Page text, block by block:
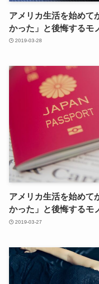
アメリカ生活を始めて
かった」と後悔する
2019-03-28
アメリカ生活を始めて
かった」と後悔する
2019-03-27